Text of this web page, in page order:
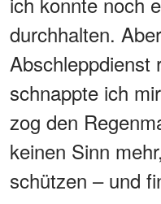
durchhalten.
Abschleppdienst
schnappte ich
zog den
keinen Sinn
schützen – und